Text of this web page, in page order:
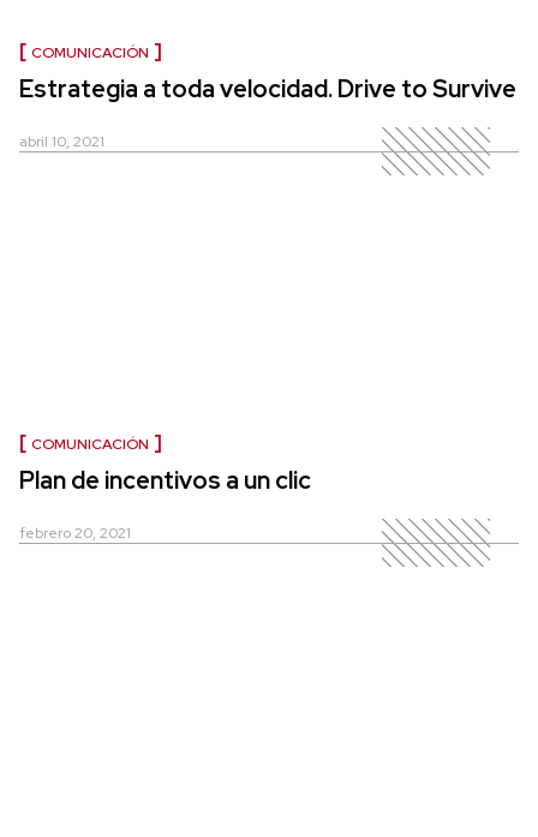
COMUNICACIÓN
Estrategia a toda velocidad. Drive to Survive
abril 10, 2021
COMUNICACIÓN
Plan de incentivos a un clic
febrero 20, 2021